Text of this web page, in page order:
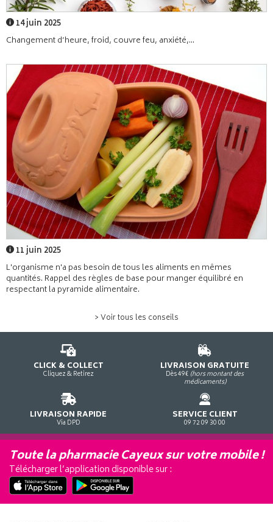
14 juin 2025
Changement d’heure, froid, couvre feu, anxiété,...
11 juin 2025
L'organisme n'a pas besoin de tous les aliments en mêmes
quantités. Rappel des règles de base pour manger équilibré en
respectant la pyramide alimentaire.
> Voir tous les conseils
CLICK & COLLECT
Cliquez & Retirez
LIVRAISON GRATUITE
Dès 49€ (hors montant des
médicaments)
LIVRAISON RAPIDE
Via DPD
SERVICE CLIENT
09 72 09 30 00
Toute la pharmacie Cayeux sur votre mobile !
Télécharger l’application disponible sur :